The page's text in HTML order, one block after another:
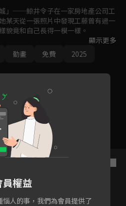
」──鯨井令子在一家房地產公司工
某天從一張照片中發現工藤曾有過一
貌竟和自己長得一模一樣。
讓她意識到對自己的過去毫無記憶。
日常生活、毫無印象卻令人懷念的風
這段戀情，將解開所有的祕密。
顯示更多
動畫 免費
2025
員權益
人的事，我們為會員提供了